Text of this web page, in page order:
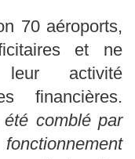
70 aéroports,
et ne
leur activité
financières.
comblé par